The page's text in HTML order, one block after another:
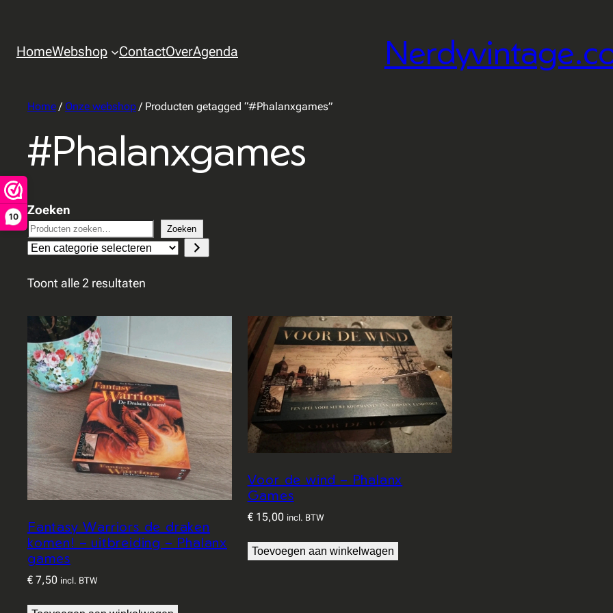
10
HomeWebshop ContactOverAgenda
Home / Onze webshop / Producten getagged “#Phalanxgames”
#Phalanxgames
Zoeken
Zoeken
Een
selecteren
Toont alle 2 resultaten
Fantasy Warriors de draken
komen! – uitbreiding – Phalanx
games
€ 7,50 incl. BTW
Voor de wind – Phalanx
Games
€15,00 incl. BTW
Toevoegen aan winkelwagen